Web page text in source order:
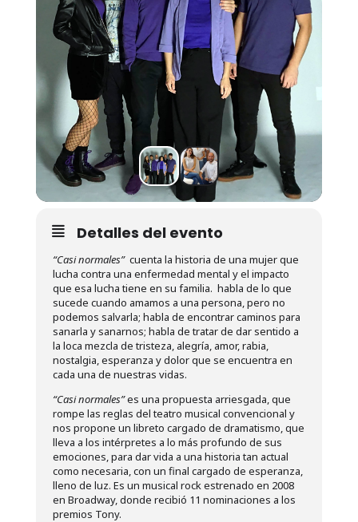
Detalles del evento
“Casi normales” cuenta la historia de una mujer que
lucha contra una enfermedad mental y el impacto
que esa lucha tiene en su familia. habla de lo que
sucede cuando amamos a una persona, pero no
podemos salvarla; habla de encontrar caminos para
sanarla y sanarnos; habla de tratar de dar sentido a
la loca mezcla de tristeza, alegría, amor, rabia,
nostalgia, esperanza y dolor que se encuentra en
cada una de nuestras vidas.
“Casi normales”es una propuesta arriesgada, que
rompe las reglas del teatro musical convencional y
nos propone un libreto cargado de dramatismo, que
lleva a los intérpretes a lo más profundo de sus
emociones, para dar vida a una historia tan actual
como necesaria, con un final cargado de esperanza,
lleno de luz. Es un musical rock estrenado en 2008
en Broadway, donde recibió 11 nominaciones a los
premios Tony.